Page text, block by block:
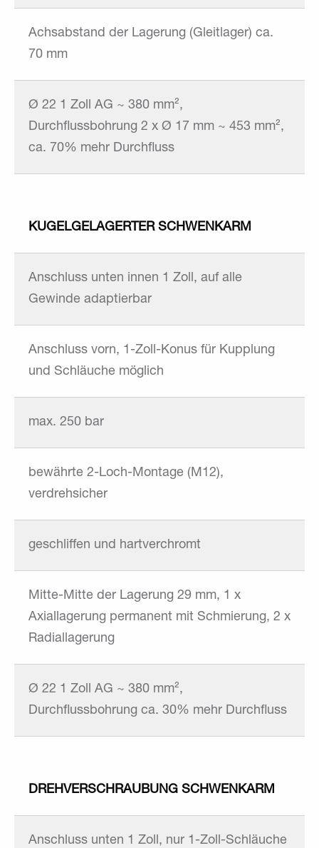
Achsabstand der Lagerung (Gleitlager) ca.
70 mm
Ø 22 1 Zoll AG ~ 380 mm²,
Durchflussbohrung 2 x Ø 17 mm ~ 453 mm²,
ca. 70% mehr Durchfluss
KUGELGELAGERTER SCHWENKARM
Anschluss unten innen 1 Zoll, auf alle
Gewinde adaptierbar
Anschluss vorn, 1-Zoll-Konus für Kupplung
und Schläuche möglich
max. 250 bar
bewährte 2-Loch-Montage (M12),
verdrehsicher
geschliffen und hartverchromt
Mitte-Mitte der Lagerung 29 mm, 1 x
Axiallagerung permanent mit Schmierung, 2 x
Radiallagerung
Ø 22 1 Zoll AG ~ 380 mm²,
Durchflussbohrung ca. 30% mehr Durchfluss
DREHVERSCHRAUBUNG SCHWENKARM
Anschluss unten 1 Zoll, nur 1-Zoll-Schläuche